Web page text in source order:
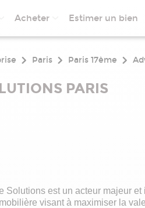
Acheter Estimer un bien
Paris Paris 17ème
PARIS
Solutions est un acteur majeur
visant à maximiser la